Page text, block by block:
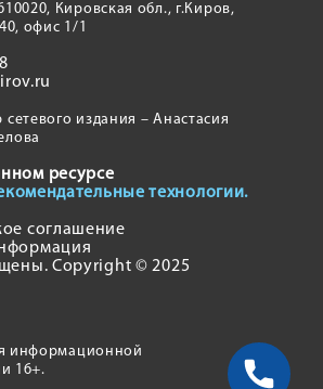
Кировская обл., г.Киров,
офис 1/1
издания – Анастасия
ресурсе
технологии.
соглашение
Copyright © 2025
информационной
16+.